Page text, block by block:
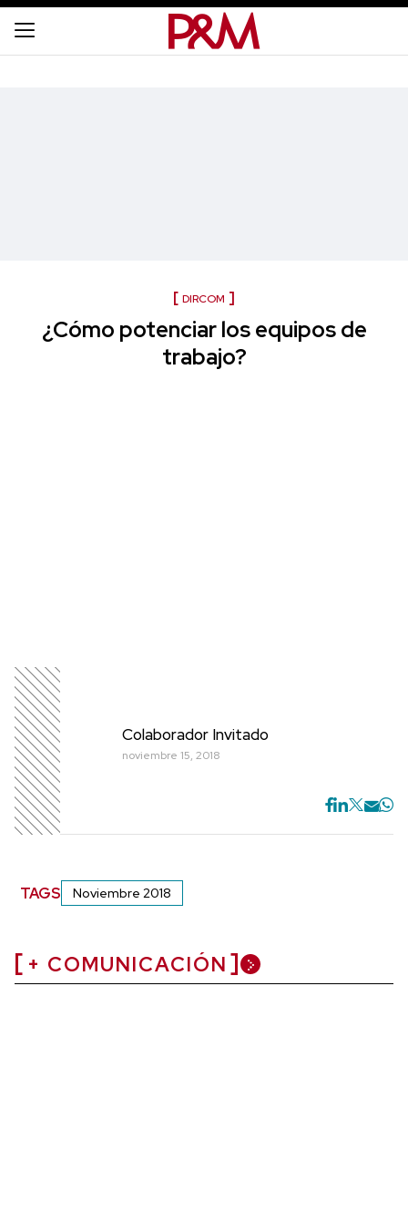
DIRCOM
¿Cómo potenciar los equipos de
trabajo?
Colaborador Invitado
noviembre 15, 2018
TAGS Noviembre 2018
+ COMUNICACIÓN